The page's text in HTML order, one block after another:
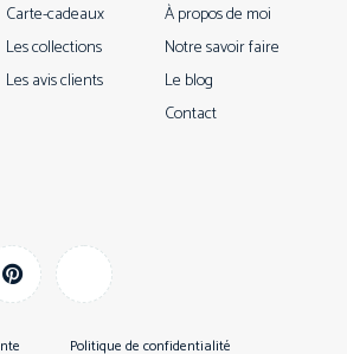
Politique de confidentialité
À propos de moi
Notre savoir faire
Le blog
Contact
Carte-cadeaux
Les collections
Les avis clients